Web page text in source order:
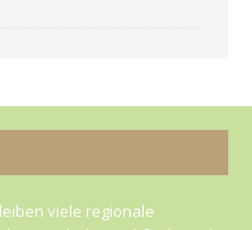
viele regionale